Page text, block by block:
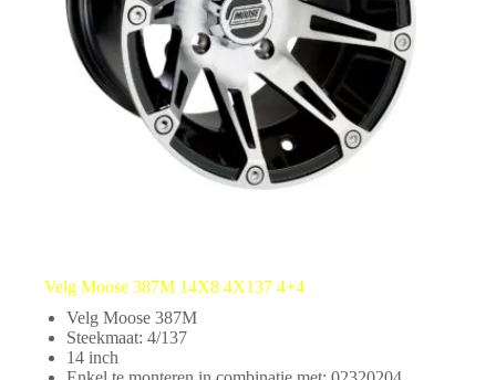
Velg Moose 387M 14X8 4X137 4+4
Velg Moose 387M
Steekmaat: 4/137
14 inch